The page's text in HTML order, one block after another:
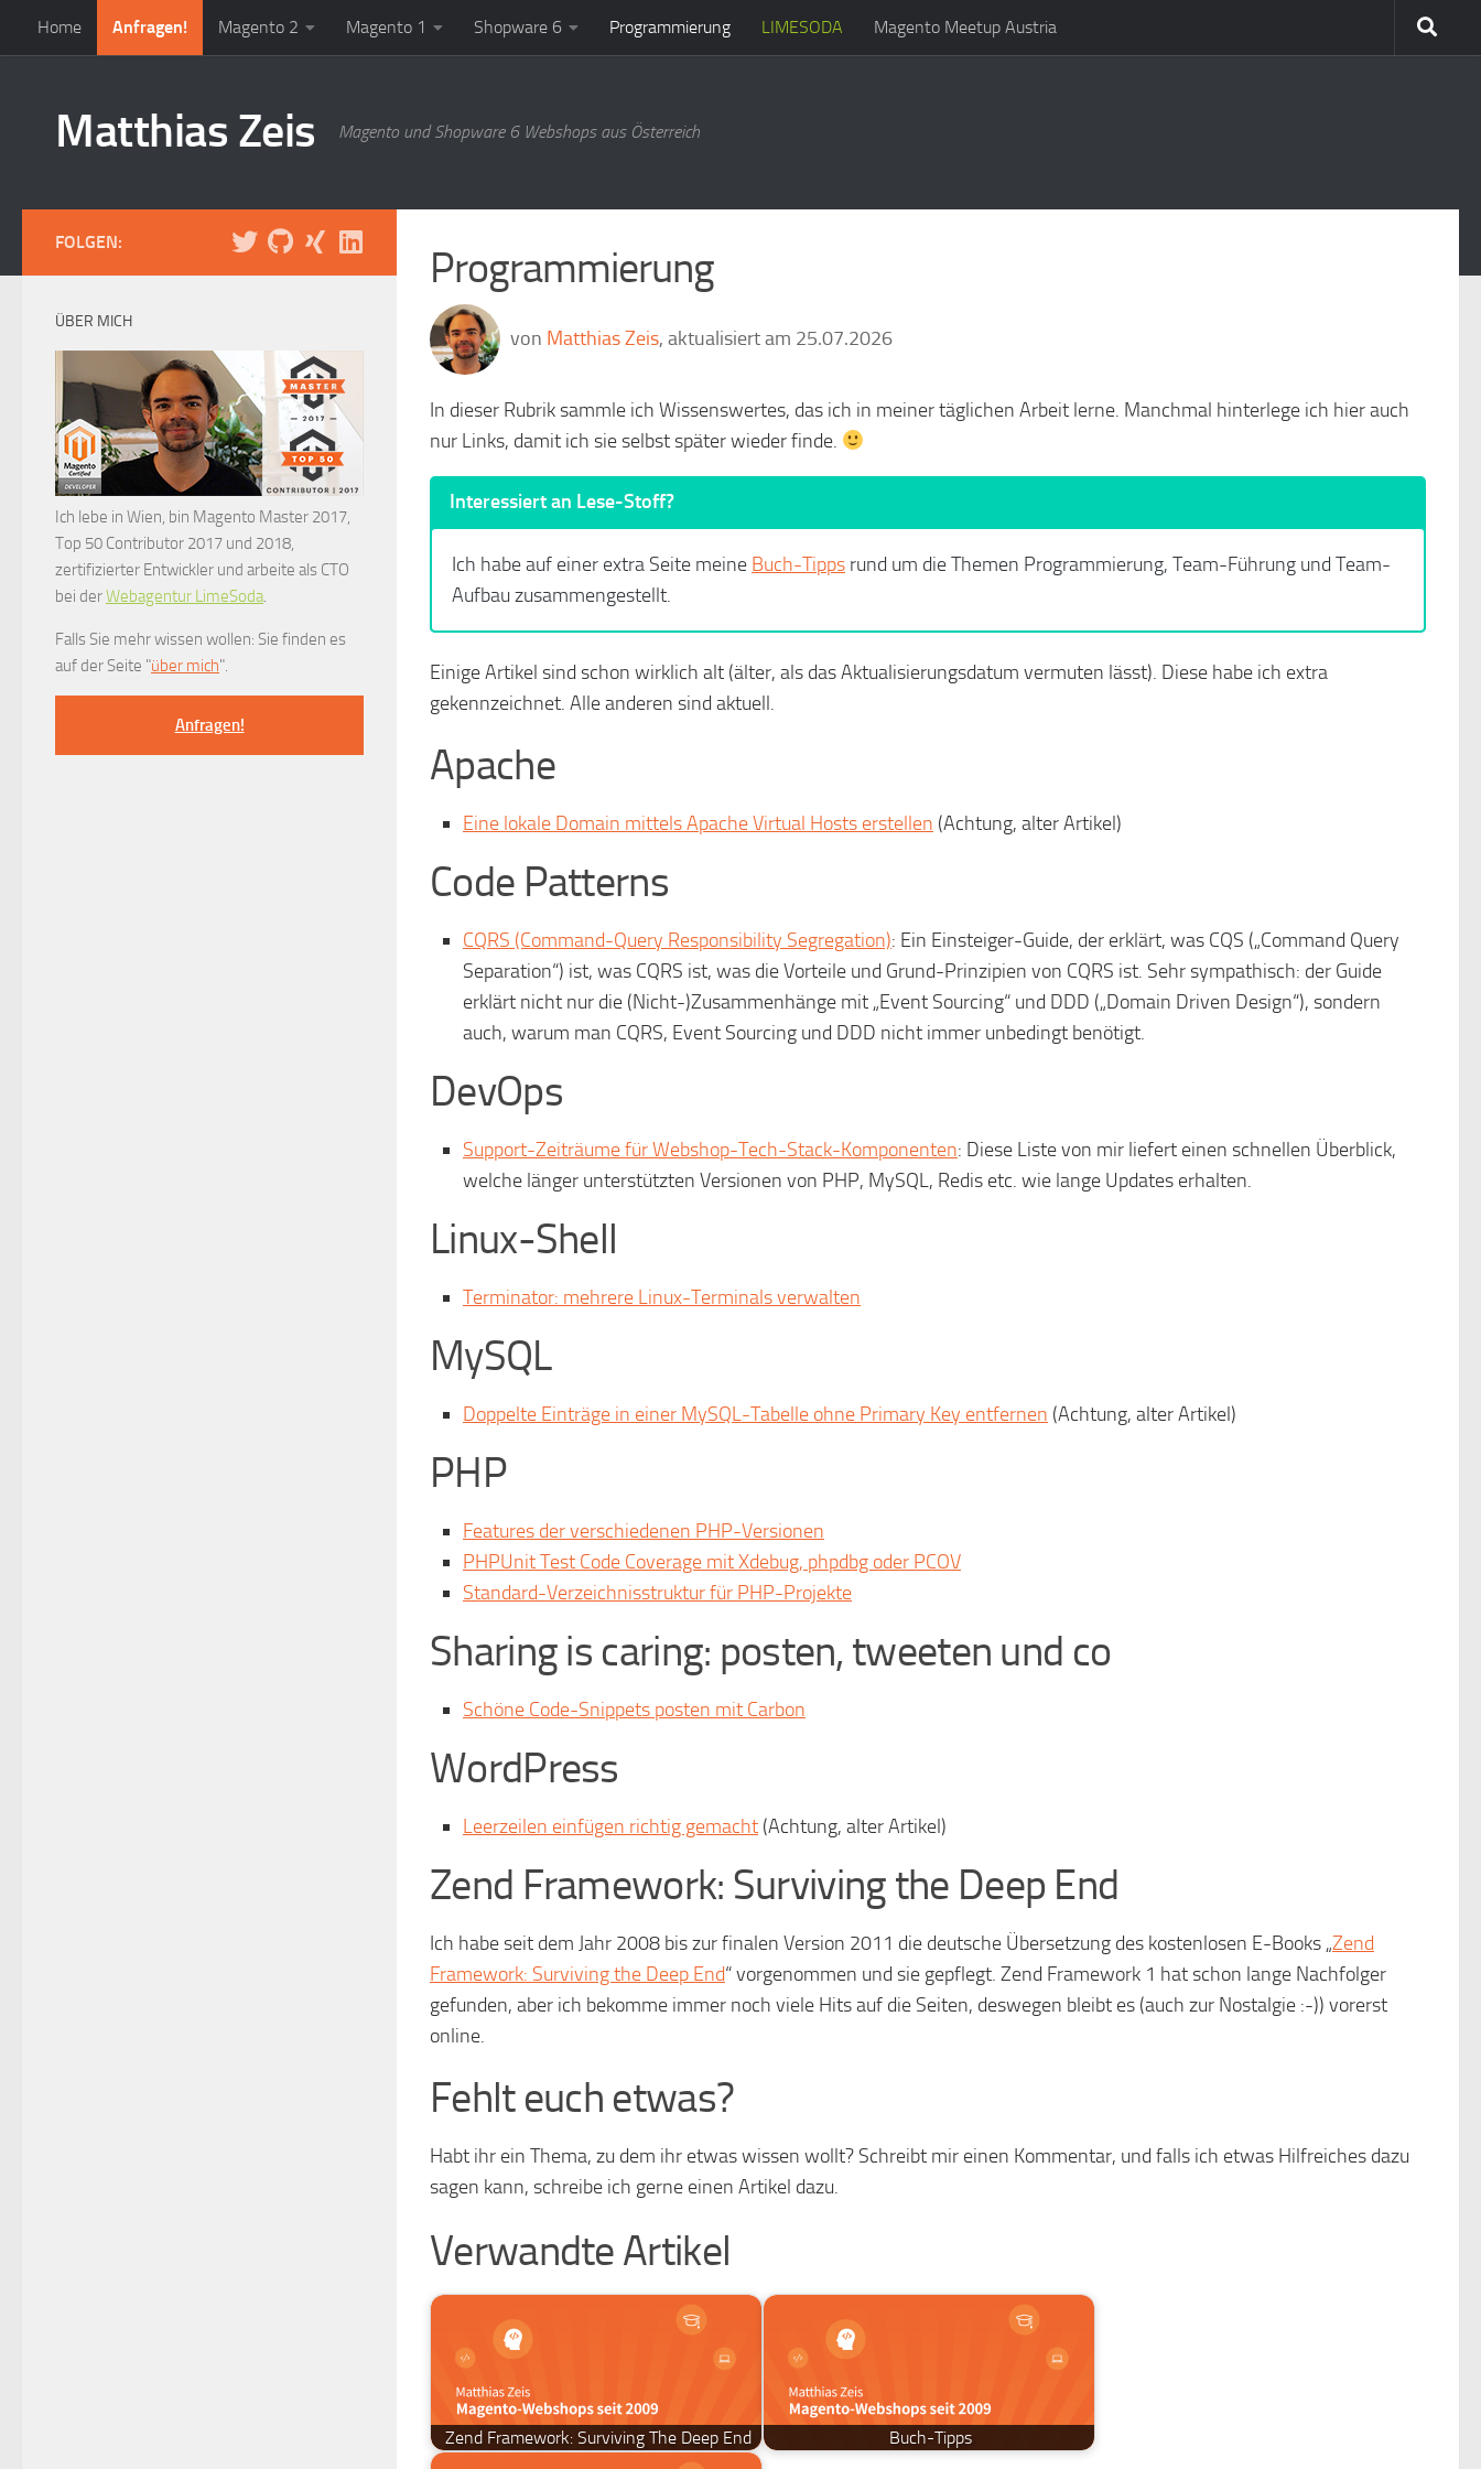
Zum Inhalt springen
Home Anfragen! Magento 2 Magento 1 Shopware 6 Programmierung LIMESODA Magento Meetup Austria
Matthias Zeis Magento und Shopware 6 Webshops aus Österreich
Programmierung
von Matthias Zeis, aktualisiert am 25.07.2026
In dieser Rubrik sammle ich Wissenswertes, das ich in meiner täglichen Arbeit lerne. Manchmal hinterlege ich hier auch
nur Links, damit ich sie selbst später wieder finde.
Interessiert an Lese-Stoff?
Ich habe auf einer extra Seite meine Buch-Tipps rund um die Themen Programmierung, Team-Führung und Team-
Aufbau zusammengestellt.
Einige Artikel sind schon wirklich alt (älter, als das Aktualisierungsdatum vermuten lässt). Diese habe ich extra
gekennzeichnet. Alle anderen sind aktuell.
Apache
Eine lokale Domain mittels Apache Virtual Hosts erstellen (Achtung, alter Artikel)
Code Patterns
CQRS (Command-Query Responsibility Segregation): Ein Einsteiger-Guide, der erklärt, was CQS („Command Query
Separation“) ist, was CQRS ist, was die Vorteile und Grund-Prinzipien von CQRS ist. Sehr sympathisch: der Guide
erklärt nicht nur die (Nicht-)Zusammenhänge mit „Event Sourcing“ und DDD („Domain Driven Design“), sondern
auch, warum man CQRS, Event Sourcing und DDD nicht immer unbedingt benötigt.
DevOps
Support-Zeiträume für Webshop-Tech-Stack-Komponenten: Diese Liste von mir liefert einen schnellen Überblick,
welche länger unterstützten Versionen von PHP, MySQL, Redis etc. wie lange Updates erhalten.
Linux-Shell
Terminator: mehrere Linux-Terminals verwalten
MySQL
Doppelte Einträge in einer MySQL-Tabelle ohne Primary Key entfernen (Achtung, alter Artikel)
PHP
Features der verschiedenen PHP-Versionen
PHPUnit Test Code Coverage mit Xdebug, phpdbg oder PCOV
Standard-Verzeichnisstruktur für PHP-Projekte
Sharing is caring: posten, tweeten und co
Schöne Code-Snippets posten mit Carbon
WordPress
Leerzeilen einfügen richtig gemacht (Achtung, alter Artikel)
Zend Framework: Surviving the Deep End
Ich habe seit dem Jahr 2008 bis zur finalen Version 2011 die deutsche Übersetzung des kostenlosen E-Books „Zend
Framework: Surviving the Deep End“ vorgenommen und sie gepflegt. Zend Framework 1 hat schon lange Nachfolger
gefunden, aber ich bekomme immer noch viele Hits auf die Seiten, deswegen bleibt es (auch zur Nostalgie :-)) vorerst
online.
Fehlt euch etwas?
Habt ihr ein Thema, zu dem ihr etwas wissen wollt? Schreibt mir einen Kommentar, und falls ich etwas Hilfreiches dazu
sagen kann, schreibe ich gerne einen Artikel dazu.
Verwandte Artikel
Zend Framework: Surviving The Deep End Buch-Tipps
FOLGEN:
ÜBER MICH
Ich lebe in Wien, bin Magento Master 2017,
Top 50 Contributor 2017 und 2018,
zertifizierter Entwickler und arbeite als CTO
bei derWebagentur LimeSoda.
Falls Sie mehr wissen wollen: Sie finden es
auf der Seite "über mich".
Anfragen!